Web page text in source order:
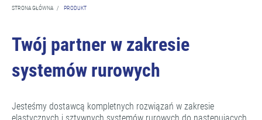
STRONA GŁÓWNA / PRODUKT
Twój partner w zakresie
systemów rurowych
Jesteśmy dostawcą kompletnych rozwiązań w zakresie